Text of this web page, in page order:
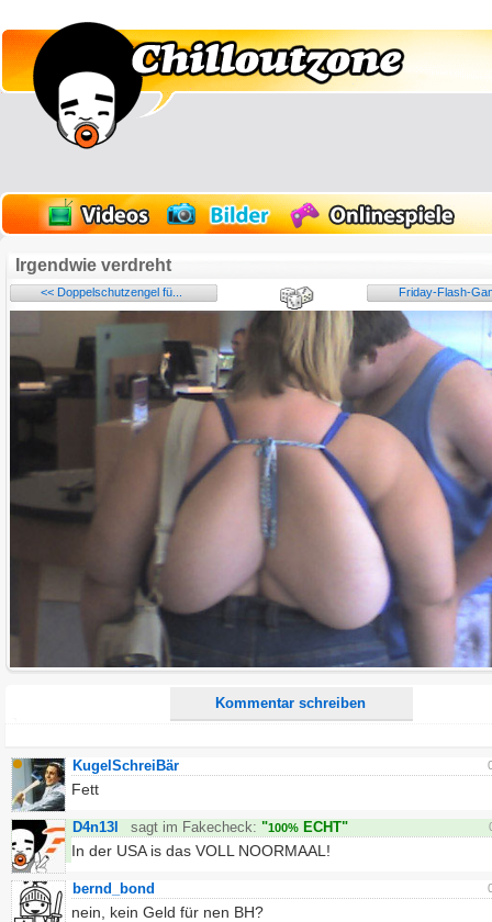
Irgendwie verdreht
<< Doppelschutzengel fü... Friday-Flash-
Kommentar schreiben
Kommentar:
Alle HTML-Tags außer <br>, <strike> und <i> werden aus Deinem Kommentar entfernt.
URLs werden automatisch umgewandelt. Bitte verwende "www." oder "http://" in URLs
Ich möchte eine E-Mail, wenn zu meinem Kommentar Antworten erscheinen.
Ich möchte eine E-Mail, wenn auf dieser Seite weitere Kommentare erscheinen.
KugelSchreiBär
Fett
D4n13l sagt im Fakecheck: "100% ECHT"
In der USA is das VOLL NOORMAAL!
bernd_bond
nein, kein Geld für nen BH?